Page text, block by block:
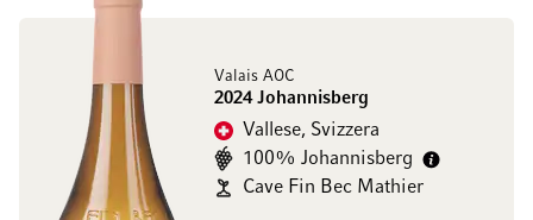
Valais AOC
2024 Johannisberg
Vallese, Svizzera
100% Johannisberg
Cave Fin Bec Mathier